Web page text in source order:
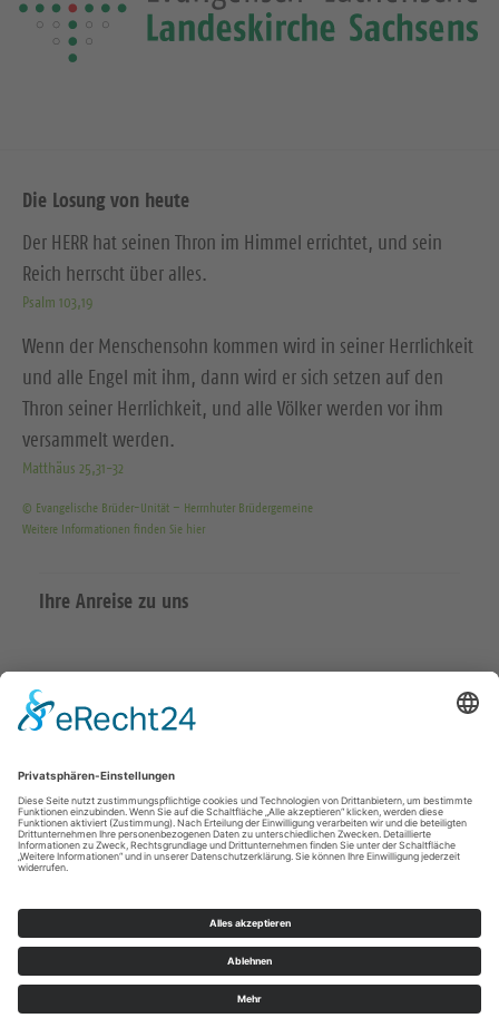
Die Losung von heute
Der HERR hat seinen Thron im Himmel errichtet, und sein
Reich herrscht über alles.
Psalm 103,19
Wenn der Menschensohn kommen wird in seiner Herrlichkeit
und alle Engel mit ihm, dann wird er sich setzen auf den
Thron seiner Herrlichkeit, und alle Völker werden vor ihm
versammelt werden.
Matthäus 25,31-32
© Evangelische Brüder-Unität – Herrnhuter Brüdergemeine
Weitere Informationen finden Sie hier
Ihre Anreise zu uns
Datenschutzerklärung Impressum Meißen Großenhain
© Kirchenbezirk Meißen 2026